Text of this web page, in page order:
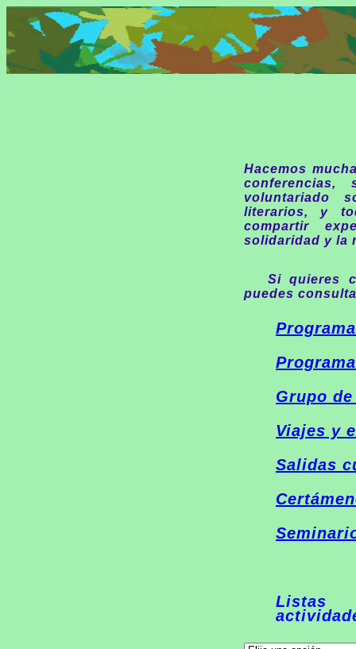
Hacemos
voluntariado
literarios, y
compartir
solidaridad y la
Si quieres
puedes
Grupo
Viajes y
Salidas